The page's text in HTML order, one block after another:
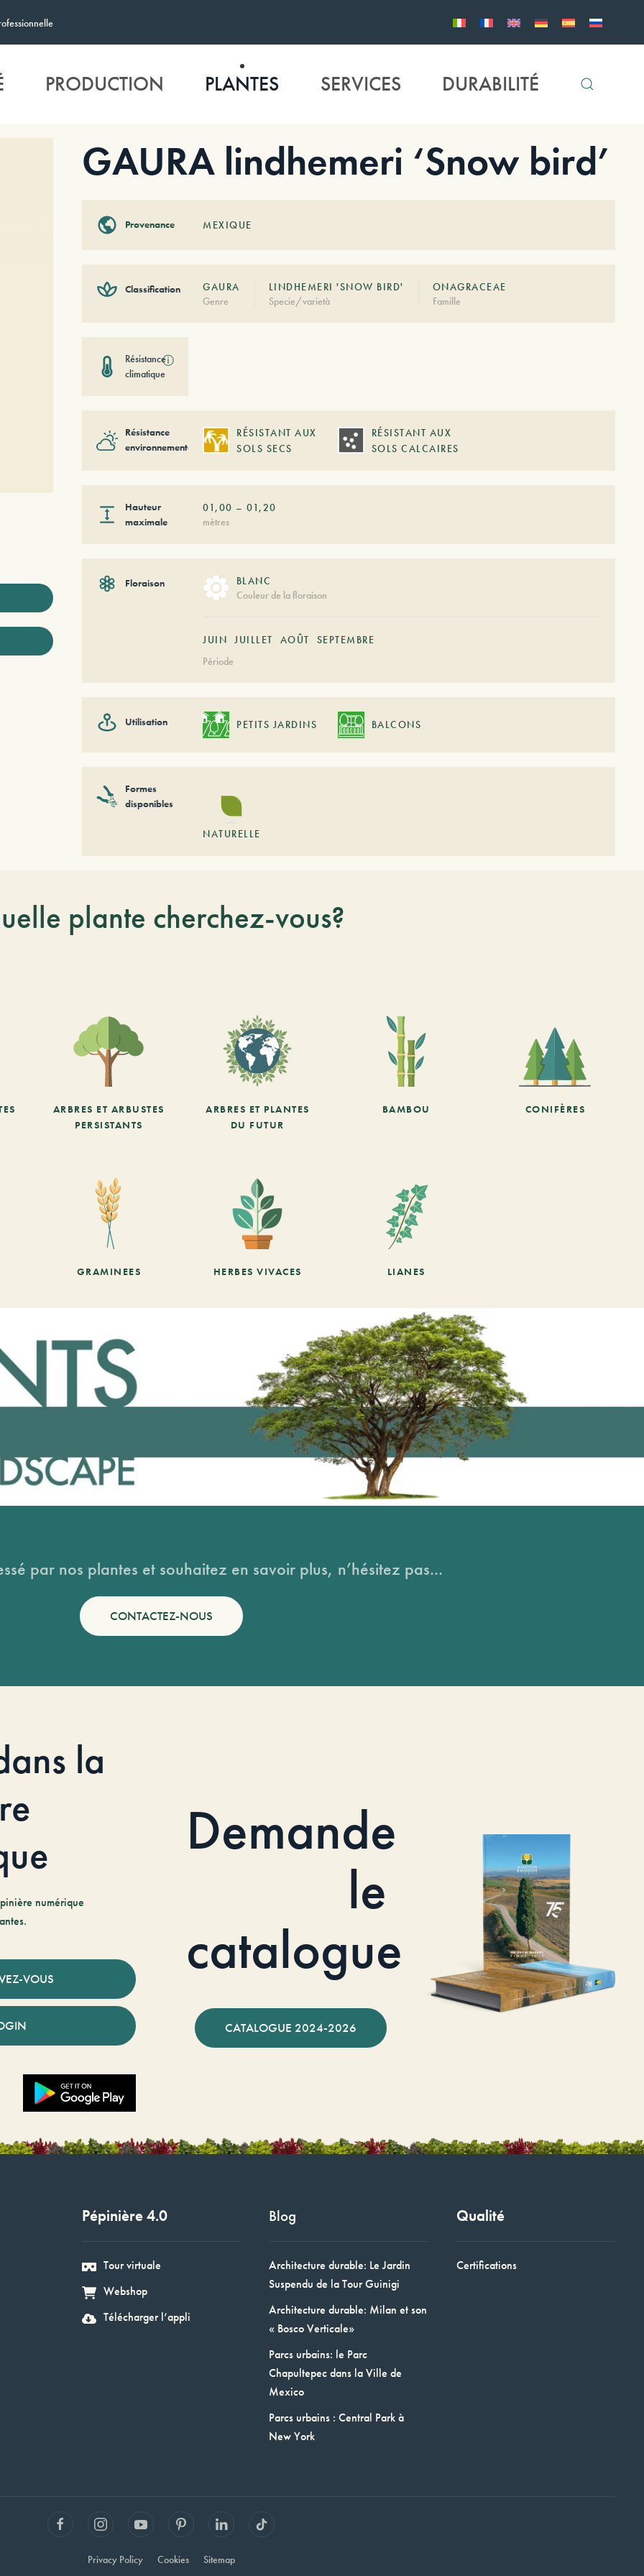
PRODUCTION PLANTES SERVICES DURABILITÉ
GAURA lindhemeri ‘Snow bird’
Provenance MEXIQUE
Classification
GAURA
Genre
LINDHEMERI 'SNOW BIRD'
Specie/varietà
ONAGRACEAE
Famille
Résistance
climatique
ⓘ
Résistance
environnementale
RÉSISTANT AUX
SOLS SECS
RÉSISTANT AUX
SOLS CALCAIRES
Hauteur
maximale
01,00 –01,20
mètres
Floraison
BLANC
Couleur de la floraison
JUIN JUILLET AOÛT
SEPTEMBRE
Période
Utilisation PETITS JARDINS BALCONS
Formes
disponibles
NATURELLE
plante cherchez-vous?
ARBRES ET ARBUSTES
PERSISTANTS
ARBRES ET PLANTES
DU FUTUR
BAMBOU CONIFÈRES
GRAMINEES HERBES VIVACES LIANES
par nos plantes et souhaitez en savoir plus, n’hésitez pas...
CONTACTEZ-NOUS
la
numérique
VOUS
Demande
le
catalogue
CATALOGUE 2024-2026
Pépinière 4.0
Tour virtuale
Webshop
Télécharger l’appli
Blog
Architecture durable: Le Jardin
Suspendu de la Tour Guinigi
Architecture durable: Milan et son
« Bosco Verticale»
Parcs urbains: le Parc
Chapultepec dans la Ville de
Mexico
Parcs urbains : Central Park à
New York
Qualité
Certifications
Privacy Policy Cookies Sitemap